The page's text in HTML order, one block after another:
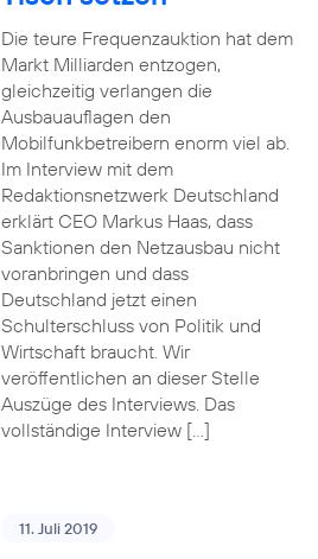
Die teure Frequenzauktion hat dem
Markt Milliarden entzogen,
gleichzeitig verlangen die
Ausbauauflagen den
Mobilfunkbetreibern enorm viel ab.
Im Interview mit dem
Redaktionsnetzwerk Deutschland
erklärt CEO Markus Haas, dass
Sanktionen den Netzausbau nicht
voranbringen und dass
Deutschland jetzt einen
Schulterschluss von Politik und
Wirtschaft braucht. Wir
veröffentlichen an dieser Stelle
Auszüge des Interviews. Das
vollständige Interview […]
11. Juli 2019